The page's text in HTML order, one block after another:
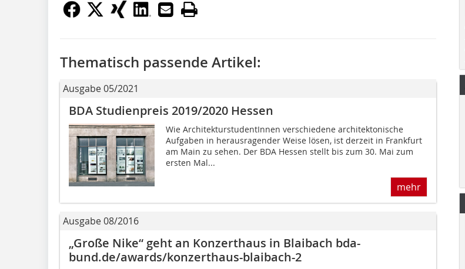
Thematisch passende Artikel:
Ausgabe 05/2021
BDA Studienpreis 2019/2020 Hessen
Wie ArchitekturstudentInnen verschiedene architektonische
Aufgaben in herausragender Weise lösen, ist derzeit in Frankfurt
am Main zu sehen. Der BDA Hessen stellt bis zum 30. Mai zum
ersten Mal...
mehr
Ausgabe 08/2016
„Große Nike“ geht an Konzerthaus in Blaibach bda-
bund.de/awards/konzerthaus-blaibach-2